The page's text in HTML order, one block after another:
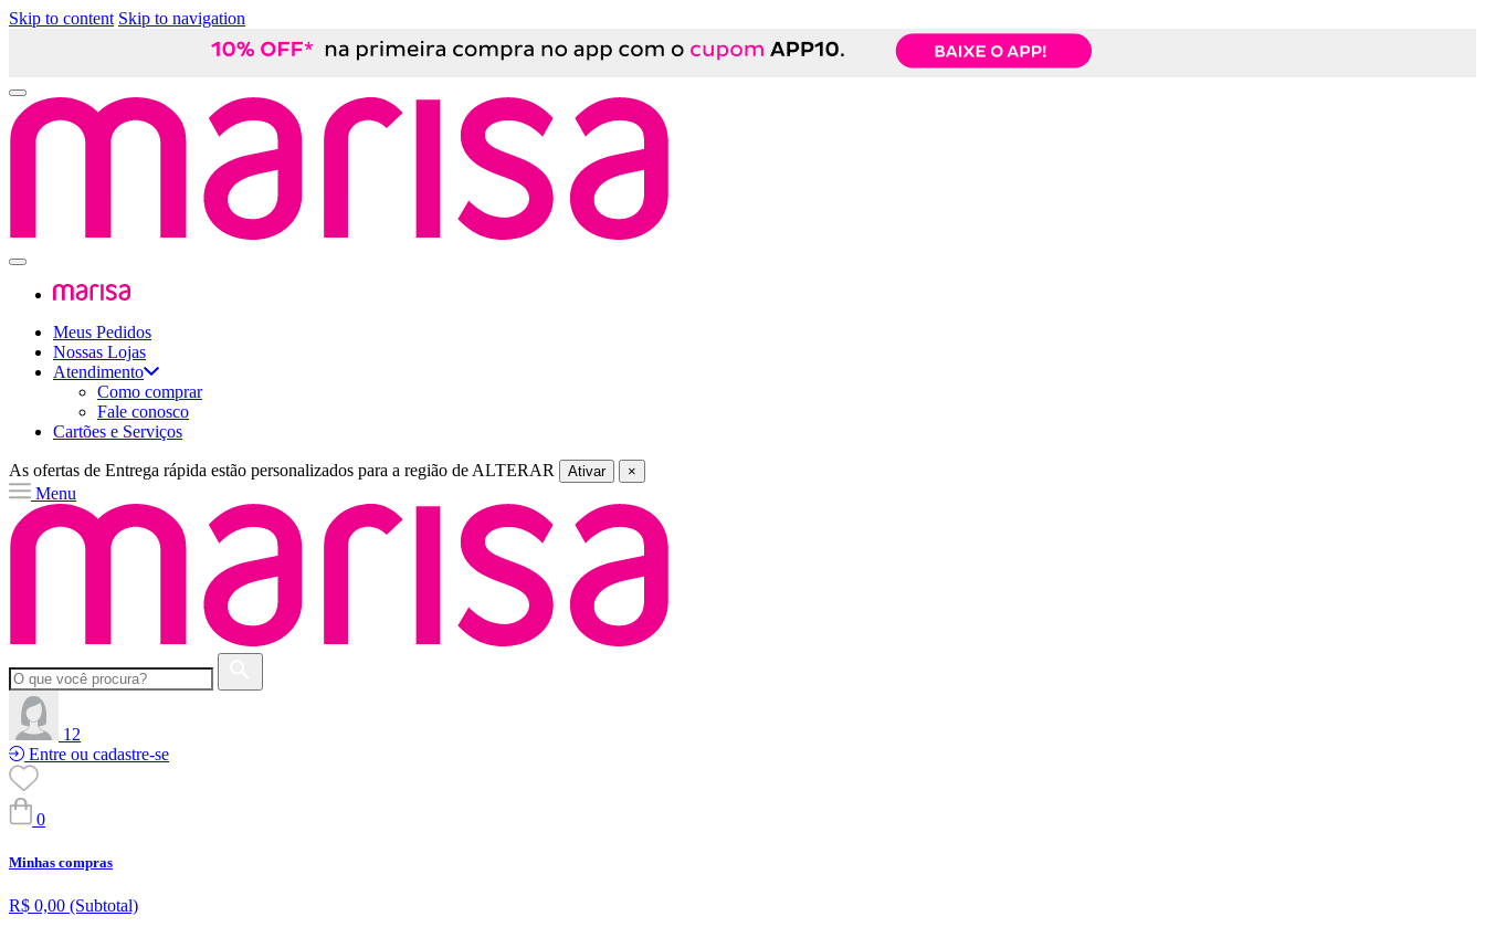
Skip to content Skip to navigation
Meus Pedidos
Nossas Lojas
Atendimento
Como comprar
Fale conosco
Cartões e Serviços
As ofertas de Entrega rápida estão personalizados para a região de ALTERAR Ativar ×
Menu
12
Entre ou cadastre-se
0
Minhas compras
R$ 0,00 (Subtotal)